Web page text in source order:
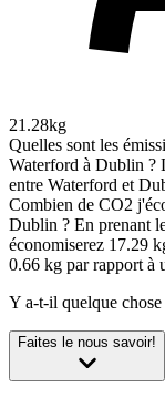
21.28kg
Quelles sont les
Waterford à Dublin ?
entre Waterford et
Combien de CO2
Dublin ? En prenant
économiserez 17.29
0.66 kg par rapport à
Y a-t-il quelque
Faites le nous savoir!